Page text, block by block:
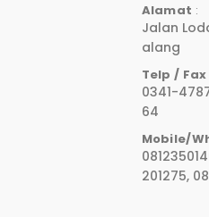
Alamat :
Jalan
Alang
Telp / Fax
0341-
64
Mobile/
201275,